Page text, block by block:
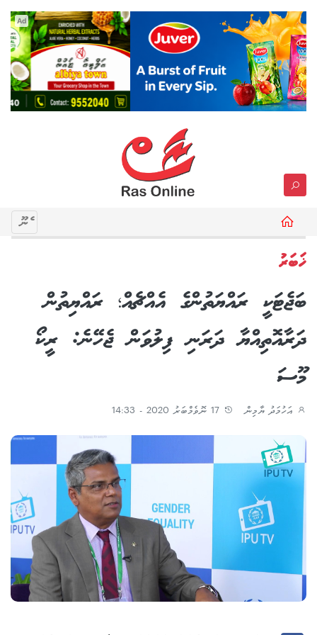
Ad
މެނޫ
ޚަބަރު
ބަޖެޓަކީ ރައްޔަތުންގެ އެއްޗެއް؛ ރައްޔިތުން
ދަރާއޮތިއްޔާ ދަރަނި ފިލުވަން ޖެހޭނެ: ރީކޯ
މޫސަ
އަހުމަދު ޔާމިން